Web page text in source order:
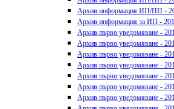
Архив информация ИП/ПП -
Архив информация за ИП -
Архив първо уведомяване -
Архив първо уведомяване -
Архив първо уведомяване -
Архив първо уведомяване -
Архив първо уведомяване -
Архив първо уведомяване -
Архив първо уведомяване -